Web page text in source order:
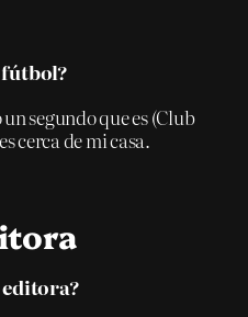
fútbol?
segundo que es (Club
cerca de mi casa.
editora?